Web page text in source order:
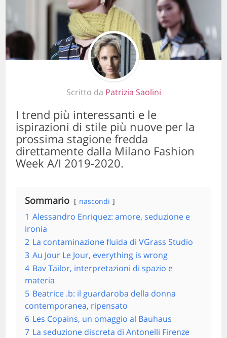
Scritto da Patrizia Saolini
I trend più interessanti e le
ispirazioni di stile più nuove per la
prossima stagione fredda
direttamente dalla Milano Fashion
Week A/I 2019-2020.
Sommario nascondi
1 Alessandro Enriquez: amore, seduzione e
ironia
2 La contaminazione fluida di VGrass Studio
3 Au Jour Le Jour, everything is wrong
4 Bav Tailor, interpretazioni di spazio e
materia
5 Beatrice .b: il guardaroba della donna
contemporanea, ripensato
6 Les Copains, un omaggio al Bauhaus
7 La seduzione discreta di Antonelli Firenze